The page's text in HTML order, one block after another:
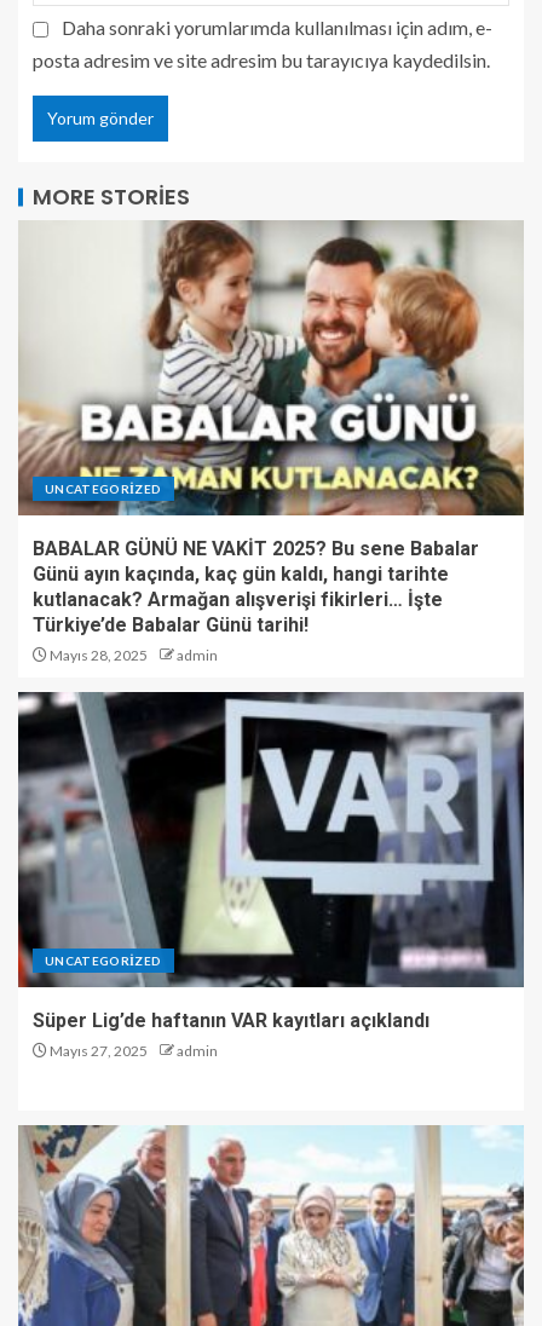
Daha sonraki yorumlarımda kullanılması için adım, e-
posta adresim ve site adresim bu tarayıcıya kaydedilsin.
MORE STORIES
UNCATEGORIZED
BABALAR GÜNÜ NE VAKİT 2025? Bu sene Babalar
Günü ayın kaçında, kaç gün kaldı, hangi tarihte
kutlanacak? Armağan alışverişi fikirleri… İşte
Türkiye’de Babalar Günü tarihi!
Mayıs 28, 2025 admin
UNCATEGORIZED
Süper Lig’de haftanın VAR kayıtları açıklandı
Mayıs 27, 2025 admin